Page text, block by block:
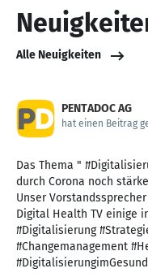
Alle Neuigkeiten
PENTADOC AG
hat einen Beitrag
Das Thema "
durch Corona noch
Unser
Digital Health TV einige
#Digitalisierung
#Changemanagement